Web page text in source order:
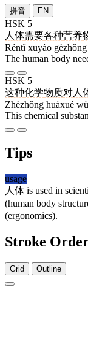
拼音 EN
HSK 5
人体需要各种营养
Réntǐ xūyào
The human body
HSK 5
这种化学物质对人
Zhèzhǒng huàxué
This chemical
Tips
usage
人体 is used in
(human body
(ergonomics).
Stroke
Grid Outline